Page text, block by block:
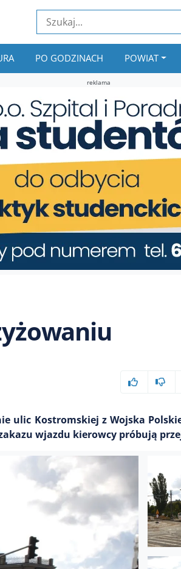
PO GODZINACH POWIAT
reklama
ulic Kostromskiej z Wojska
wjazdu kierowcy próbują